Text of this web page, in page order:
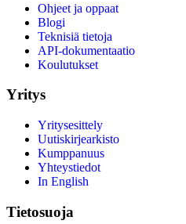
Ohjeet ja oppaat
Blogi
Teknisiä tietoja
API-dokumentaatio
Koulutukset
Yritys
Yritysesittely
Uutiskirjearkisto
Kumppanuus
Yhteystiedot
In English
Tietosuoja